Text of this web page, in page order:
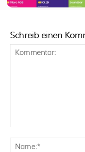
Schreib einen